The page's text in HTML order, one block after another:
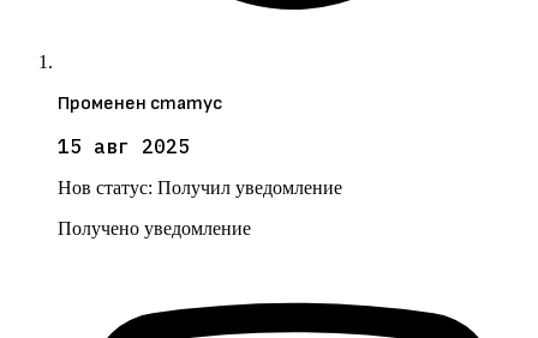
Променен статус
15 авг 2025
Нов статус: Получил уведомление
Получено уведомление